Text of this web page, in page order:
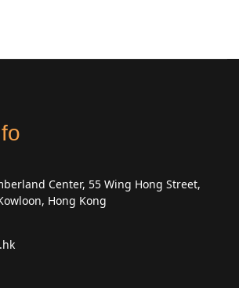
Center, 55 Wing Hong Street,
Hong Kong